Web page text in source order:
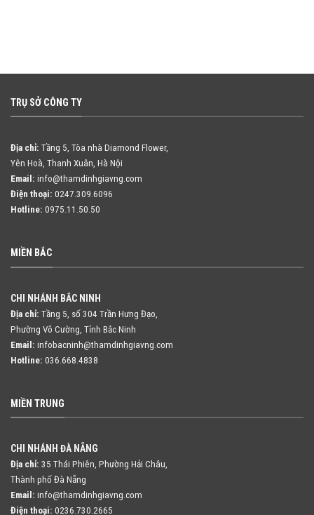
TRỤ SỞ CÔNG TY
Địa chỉ: Tầng 5, Tòa nhà Diamond Flower,
Yên Hoà, Thanh Xuân, Hà Nội
Email: info@thamdinhgiavng.com
Điện thoại: 0247.309.6096
Hotline: 0975.11.50.50
MIỀN BẮC
CHI NHÁNH BẮC NINH
Địa chỉ: Tầng 5, số 304 Trần Hưng Đạo,
Phường Võ Cường, Tỉnh Bắc Ninh
Email: infobacninh@thamdinhgiavng.com
Hotline: 036.668.4838
MIỀN TRUNG
CHI NHÁNH ĐÀ NẴNG
Địa chỉ: 35 Thái Phiên, Phường Hải Châu,
Thành phố Đà Nẵng
Email: info@thamdinhgiavng.com
Điện thoại: 0236.730.2665